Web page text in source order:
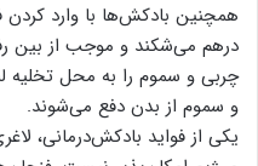
همچنین بادکش‌ها با وارد
درهم می‌شکند و موجب از بین
چربی و سموم را به محل تخلیه
و سموم از بدن دفع می‌شوند.
یکی از فواید بادکش‌درمانی،